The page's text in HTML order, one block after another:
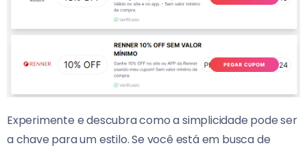
Experimente e descubra como a simplicidade pode ser
a chave para um estilo. Se você está em busca de